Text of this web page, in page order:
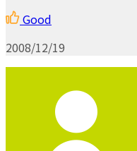
Good
2008/12/19